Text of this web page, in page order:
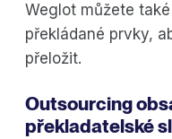
Weglot můžete
překládané prvky,
přeložit.
Outsourcing
překladatelské